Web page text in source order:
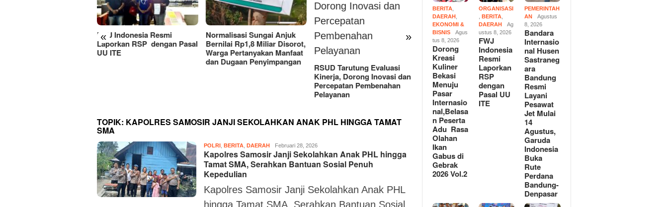
« »
Normalisasi Sungai Anjuk
Bernilai Rp1,8 Miliar Disorot,
Warga Pertanyakan Manfaat
RSUD Tarutung Evaluasi
Dorong Kreasi Kuliner
Internasional,Belasan
Ikan Gabus di Gebrak 2026
Vol.2
FWJ Indonesia Resmi
Laporkan RSP dengan Pasal
UU ITE
Normalisasi Sungai Anjuk
Bernilai Rp1,8 Miliar Disorot,
Warga Pertanyakan Manfaat
dan Dugaan Penyimpangan
TOPIK: KAPOLRES SAMOSIR JANJI SEKOLAHKAN ANAK PHL HINGGA TAMAT
SMA
POLRI BERITA DAERAH Suryo
S
Februari 28, 2026
Kapolres Samosir Janji Sekolahkan Anak PHL hingga
Tamat SMA, Serahkan Bantuan Sosial Penuh
Kepedulian
Kapolres Samosir Janji Sekolahkan Anak PHL
hingga Tamat SMA, Serahkan Bantuan Sosial
BERITA
DAERAH
EKONOMI &
BISNIS
Agus
tus 8, 2026
Dorong
Kreasi
Kuliner
Bekasi
Menuju
Pasar
Internasio
nal,Belasa
n Peserta
Adu Rasa
Olahan
Ikan
Gabus di
Gebrak
2026 Vol.2
ORGANISASI
BERITA,
DAERAH
Ag
ustus 8, 2026
FWJ
Indonesia
Resmi
Laporkan
RSP
dengan
Pasal UU
ITE
PEMERINTAH
AN
Agustus
8, 2026
Bandara
Internasio
nal Husen
Sastraneg
ara
Bandung
Resmi
Layani
Pesawat
Jet Mulai
14
Agustus,
Garuda
Indonesia
Buka
Rute
Perdana
Bandung-
Denpasar